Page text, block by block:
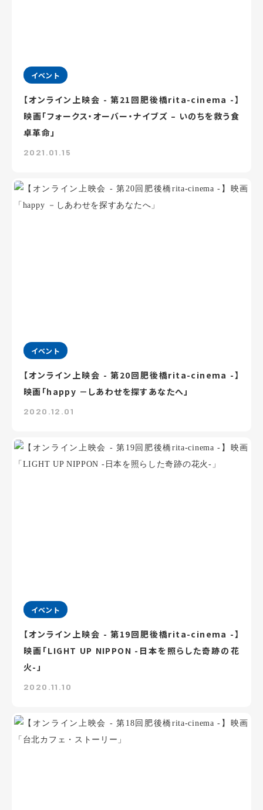
イベント
【オンライン上映会 - 第21回肥後橋rita-cinema -】
映画「フォークス・オーバー・ナイブズ – いのちを救う食
卓革命」
2021.01.15
イベント
【オンライン上映会 - 第20回肥後橋rita-cinema -】
映画「happy －しあわせを探すあなたへ」
2020.12.01
イベント
【オンライン上映会 - 第19回肥後橋rita-cinema -】
映画「LIGHT UP NIPPON -日本を照らした奇跡の花
火-」
2020.11.10